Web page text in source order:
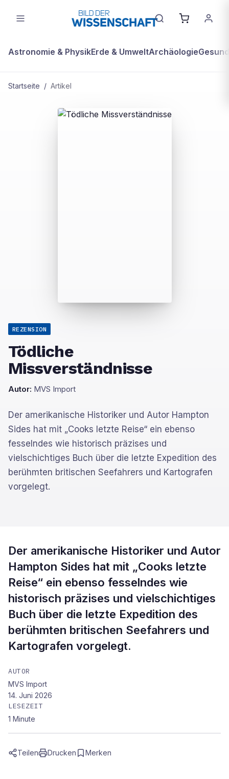
Astronomie & PhysikErde & UmweltArchäologie
Startseite / Artikel
REZENSION
Tödliche
Missverständnisse
Autor: MVS Import
Der amerikanische Historiker und Autor Hampton
Sides hat mit „Cooks letzte Reise“ ein ebenso
fesselndes wie historisch präzises und
vielschichtiges Buch über die letzte Expedition des
berühmten britischen Seefahrers und Kartografen
vorgelegt.
Der amerikanische Historiker und Autor
Hampton Sides hat mit „Cooks letzte
Reise“ ein ebenso fesselndes wie
historisch präzises und vielschichtiges
Buch über die letzte Expedition des
berühmten britischen Seefahrers und
Kartografen vorgelegt.
AUTOR
MVS Import
14. Juni 2026
LESEZEIT
1 Minute
Teilen Drucken Merken